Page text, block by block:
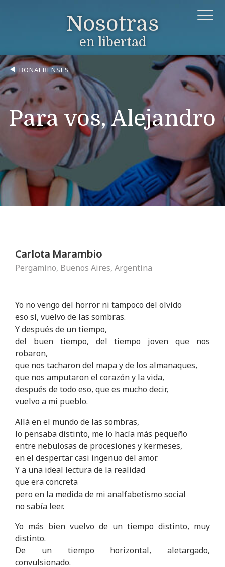
Nosotras
en libertad
BONAERENSES
Para vos, Alejandro
Carlota Marambio
Pergamino, Buenos Aires, Argentina
Yo no vengo del horror ni tampoco del olvido
eso sí, vuelvo de las sombras.
Y después de un tiempo,
del buen tiempo, del tiempo joven que nos
robaron,
que nos tacharon del mapa y de los almanaques,
que nos amputaron el corazón y la vida,
después de todo eso, que es mucho decir,
vuelvo a mi pueblo.
Allá en el mundo de las sombras,
lo pensaba distinto, me lo hacía más pequeño
entre nebulosas de procesiones y kermeses,
en el despertar casi ingenuo del amor.
Y a una ideal lectura de la realidad
que era concreta
pero en la medida de mi analfabetismo social
no sabía leer.
Yo más bien vuelvo de un tiempo distinto, muy
distinto.
De un tiempo horizontal, aletargado,
convulsionado.